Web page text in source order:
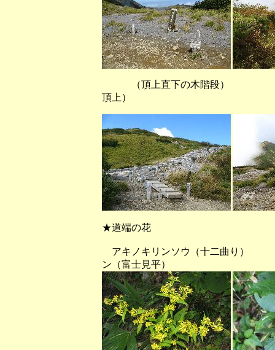
（頂上直下の木階段） （
頂上）
★道端の花
アキノキリンソウ（十二曲り
ン（富士見平）